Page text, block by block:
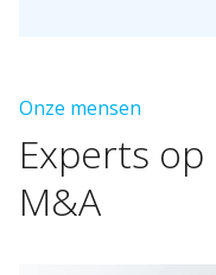
Onze mensen
Experts op
M&A